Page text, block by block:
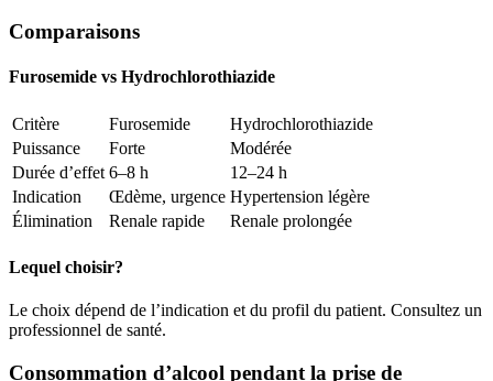
Comparaisons
Furosemide vs Hydrochlorothiazide
Critère Furosemide
Hydrochlorothiazide
Puissance
Forte
Modérée
Durée d’effet 6–8 h
12–24 h
Indication
Œdème, urgence Hypertension légère
Élimination
Renale rapide Renale prolongée
Lequel choisir?
Le choix dépend de l’indication et du profil du patient. Consultez un
professionnel de santé.
Consommation d’alcool pendant la prise de